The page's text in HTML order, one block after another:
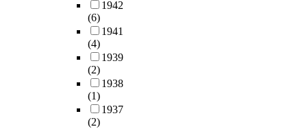
1942
(6)
1941
(4)
1939
(2)
1938
(1)
1937
(2)